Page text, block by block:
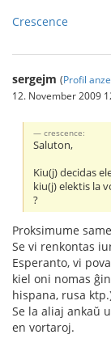
Crescence
sergejm (Profil
12. November 2009
crescence:
Saluton,
Kiu(j) decidas
kiu(j) elektis la
?
Proksimume
Se vi renkontas
Esperanto, vi
kiel oni nomas
hispana, rusa
Se la aliaj ankaŭ
en vortaroj.